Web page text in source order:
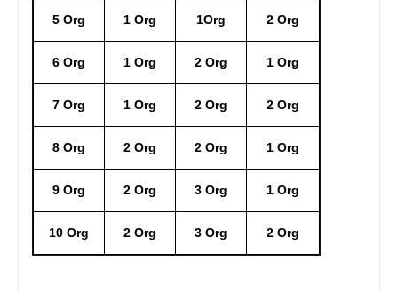
5 Org 1 Org 1Org 2 Org
6 Org 1 Org 2 Org 1 Org
7 Org 1 Org 2 Org 2 Org
8 Org 2 Org 2 Org 1 Org
9 Org 2 Org 3 Org 1 Org
10 Org 2 Org 3 Org 2 Org